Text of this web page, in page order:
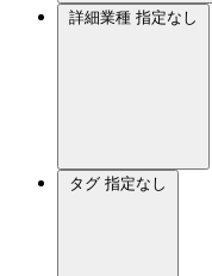
詳細業種 指定なし
タグ 指定なし